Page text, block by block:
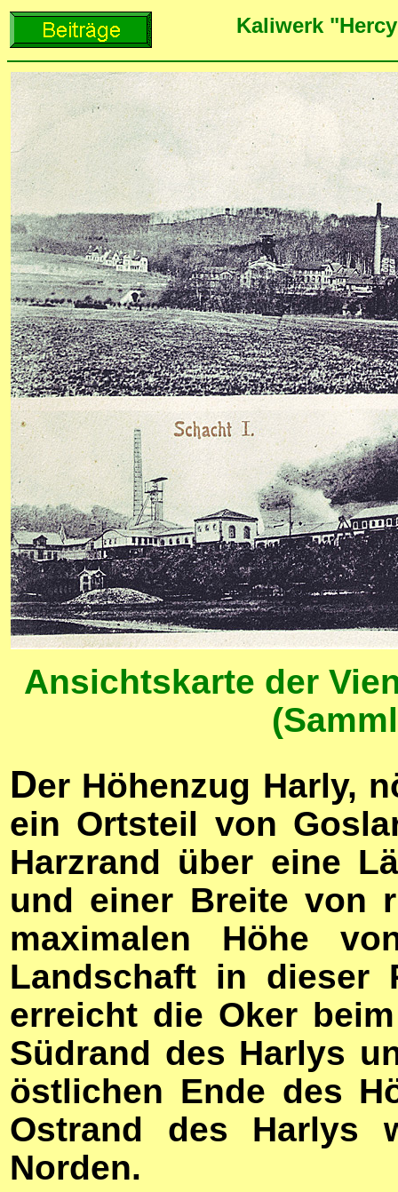
Kaliwerk
Ansichtskarte der
Der Höhenzug Harly,
ein Ortsteil von
Harzrand über eine
und einer Breite von
maximalen Höhe
Landschaft in dieser
erreicht die Oker
Südrand des Harlys
östlichen Ende des
Ostrand des Harlys
Norden.